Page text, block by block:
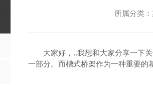
所属分类
大家好，..我想和大家分享一下
一部分。而槽式桥架作为一种重要的